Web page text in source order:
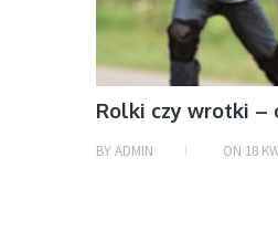
Rolki czy wrotki –
BY ADMIN ON 18